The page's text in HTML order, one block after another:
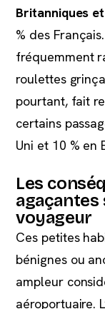
Britanniques
% des
fréquemment
roulettes
pourtant, fait
certains
Uni et 10 % en
Les
agaçantes
voyageur
Ces petites
bénignes ou
ampleur
aéroportuaire.